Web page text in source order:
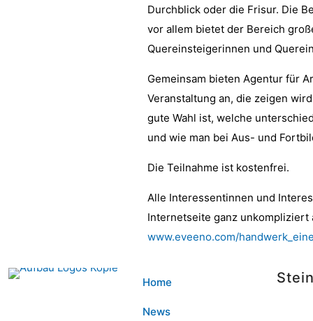
Durchblick oder die Frisur. Die
vor allem bietet der Bereich
Quereinsteigerinnen und
Gemeinsam bieten Agentur für
Veranstaltung an, die zeigen
gute Wahl ist, welche
und wie man bei Aus- und
Die Teilnahme ist kostenfrei.
Alle Interessentinnen und
Internetseite ganz unkompliziert
www.eveeno.com/
Home
News